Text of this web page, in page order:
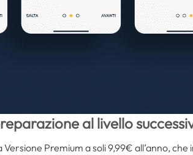
al livello
Premium a soli 9,99€ all’anno, che